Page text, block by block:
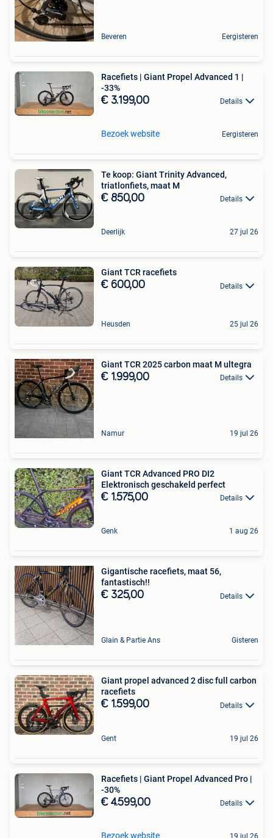
Beveren Eergisteren
Racefiets | Giant Propel Advanced 1 |
-33%
€ 3.199,00 Details
Bezoek website Eergisteren
Te koop: Giant Trinity Advanced,
triatlonfiets, maat M
€ 850,00 Details
Deerlijk 27 jul 26
Giant TCR racefiets
€ 600,00 Details
Heusden 25 jul 26
Giant TCR 2025 carbon maat M ultegra
€ 1.999,00 Details
Namur 19 jul 26
Giant TCR Advanced PRO DI2
Elektronisch geschakeld perfect
€ 1.575,00 Details
Genk 1 aug 26
Gigantische racefiets, maat 56,
fantastisch!!
€ 325,00 Details
Glain & Partie Ans Gisteren
Giant propel advanced 2 disc full carbon
racefiets
€ 1.599,00 Details
Gent 19 jul 26
Racefiets | Giant Propel Advanced Pro |
-30%
€ 4.599,00 Details
Bezoek website 19 jul 26